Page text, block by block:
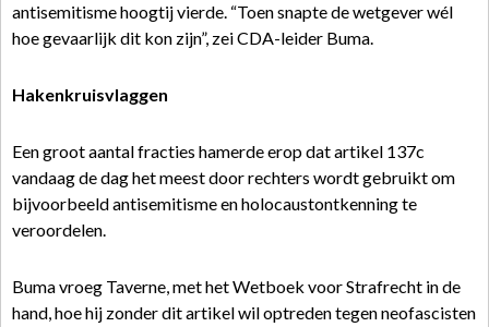
antisemitisme hoogtij vierde. “Toen snapte de wetgever wél
hoe gevaarlijk dit kon zijn”, zei CDA-leider Buma.
Hakenkruisvlaggen
Een groot aantal fracties hamerde erop dat artikel 137c
vandaag de dag het meest door rechters wordt gebruikt om
bijvoorbeeld antisemitisme en holocaustontkenning te
veroordelen.
Buma vroeg Taverne, met het Wetboek voor Strafrecht in de
hand, hoe hij zonder dit artikel wil optreden tegen neofascisten